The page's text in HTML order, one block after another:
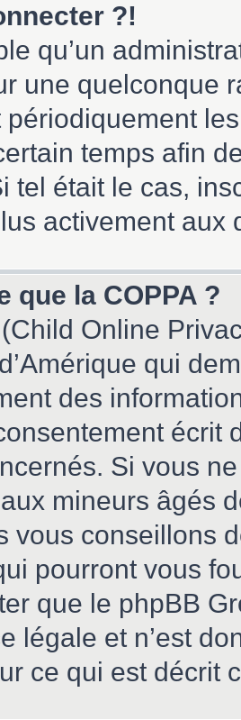
?!
qu’un
une quelconque
temps afin
tel était le cas,
activement aux
que la COPPA ?
Online
qui
des
écrit
Si vous
mineurs âgés
vous conseillons
pourront vous
que le phpBB
légale et n’est
ce qui est décrit